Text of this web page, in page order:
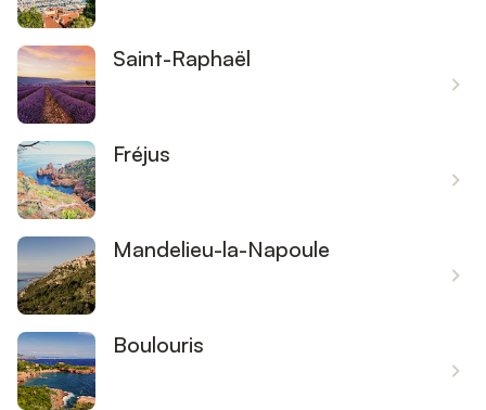
Saint-Raphaël
Fréjus
Mandelieu-la-Napoule
Boulouris